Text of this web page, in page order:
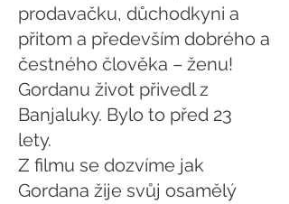
prodavačku, důchodkyni a
přitom a především dobrého a
čestného člověka – ženu!
Gordanu život přivedl z
Banjaluky. Bylo to před 23
lety.
Z filmu se dozvíme jak
Gordana žije svůj osamělý